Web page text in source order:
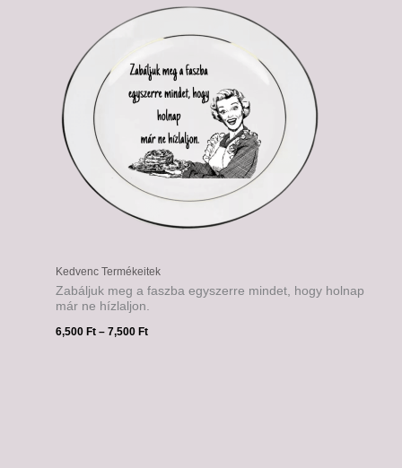
Kedvenc Termékeitek
Zabáljuk meg a faszba egyszerre mindet, hogy holnap
már ne hízlaljon.
6,500 Ft – 7,500 Ft
-